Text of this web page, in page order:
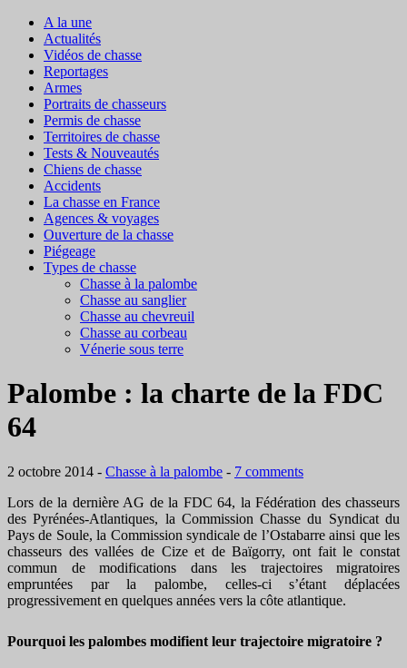
A la une
Actualités
Vidéos de chasse
Reportages
Armes
Portraits de chasseurs
Permis de chasse
Territoires de chasse
Tests & Nouveautés
Chiens de chasse
Accidents
La chasse en France
Agences & voyages
Ouverture de la chasse
Piégeage
Types de chasse
Chasse à la palombe
Chasse au sanglier
Chasse au chevreuil
Chasse au corbeau
Vénerie sous terre
Palombe : la charte de la FDC
64
2 octobre 2014 - Chasse à la palombe - 7 comments
Lors de la dernière AG de la FDC 64, la Fédération des chasseurs
des Pyrénées-Atlantiques, la Commission Chasse du Syndicat du
Pays de Soule, la Commission syndicale de l’Ostabarre ainsi que les
chasseurs des vallées de Cize et de Baïgorry, ont fait le constat
commun de modifications dans les trajectoires migratoires
empruntées par la palombe, celles-ci s’étant déplacées
progressivement en quelques années vers la côte atlantique.
Pourquoi les palombes modifient leur trajectoire migratoire ?